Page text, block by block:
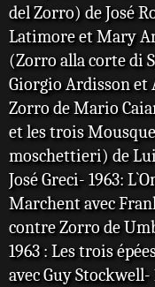
del Zorro) de José
Latimore et Mary
(Zorro alla corte di
Giorgio Ardisson et
Zorro de Mario
et les trois
moschettieri) de
José Greci- 1963:
Marchent avec
contre Zorro de
1963 : Les trois
avec Guy